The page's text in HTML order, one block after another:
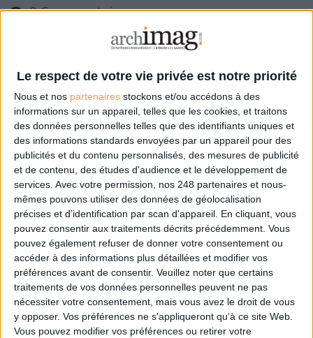
Le respect de votre vie privée est notre priorité
Nous et nos partenaires stockons et/ou accédons à des
informations sur un appareil, telles que les cookies, et traitons
des données personnelles telles que des identifiants uniques et
des informations standards envoyées par un appareil pour des
publicités et du contenu personnalisés, des mesures de publicité
et de contenu, des études d'audience et le développement de
services. Avec votre permission, nos 248 partenaires et nous-
mêmes pouvons utiliser des données de géolocalisation
précises et d’identification par scan d'appareil. En cliquant, vous
pouvez consentir aux traitements décrits précédemment. Vous
pouvez également refuser de donner votre consentement ou
accéder à des informations plus détaillées et modifier vos
préférences avant de consentir. Veuillez noter que certains
traitements de vos données personnelles peuvent ne pas
nécessiter votre consentement, mais vous avez le droit de vous
y opposer. Vos préférences ne s'appliqueront qu’à ce site Web.
Vous pouvez modifier vos préférences ou retirer votre
0 Commentaire
Connectez-vousouinscrivez-vouspour publier un commentaire
À LIRE SUR ARCHIMAG
Konica Minolta reprend les fonds de commerce
d’OpenBee et de Doxense
La maturité numérique des entreprises françaises
laisse à désirer